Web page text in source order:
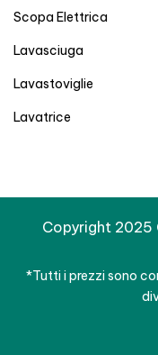
Scopa Elettrica
Lavasciuga
Lavastoviglie
Lavatrice
Copyright 2025
*Tutti i prezzi sono